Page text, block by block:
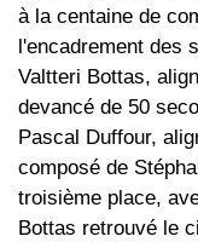
à la centaine de
l'encadrement des
Valtteri Bottas,
devancé de 50
Pascal Duffour,
composé de
troisième place,
Bottas retrouvé le